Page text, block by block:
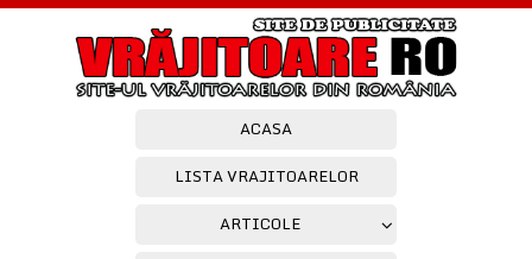
ACASA
LISTA VRAJITOARELOR
ARTICOLE